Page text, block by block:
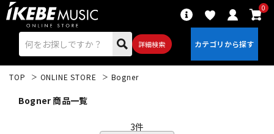
詳細検索
0
TOP ONLINE STORE Bogner
Bogner 商品一覧
3件